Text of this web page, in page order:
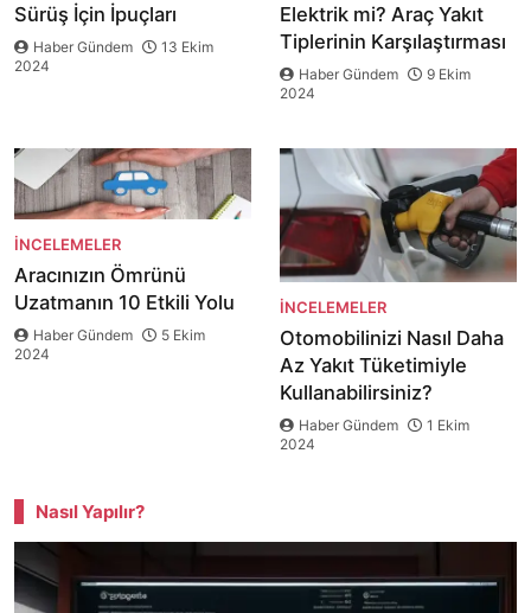
Sürüş İçin İpuçları
Haber Gündem
13 Ekim
2024
Elektrik mi? Araç Yakıt
Tiplerinin Karşılaştırması
Haber Gündem
9 Ekim
2024
İNCELEMELER
Aracınızın Ömrünü
Uzatmanın 10 Etkili Yolu
Haber Gündem
5 Ekim
2024
İNCELEMELER
Otomobilinizi Nasıl Daha
Az Yakıt Tüketimiyle
Kullanabilirsiniz?
Haber Gündem
1 Ekim
2024
Nasıl Yapılır?